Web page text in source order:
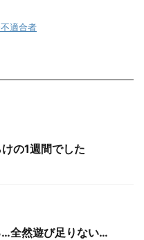
適合者
の1週間でした
全然遊び足りない…